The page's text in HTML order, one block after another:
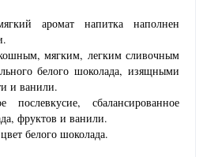
аромат напитка наполнен
мягким, легким сливочным
белого шоколада, изящными
и ванили.
послевкусие, сбалансированное
фруктов и ванили.
белого шоколада.